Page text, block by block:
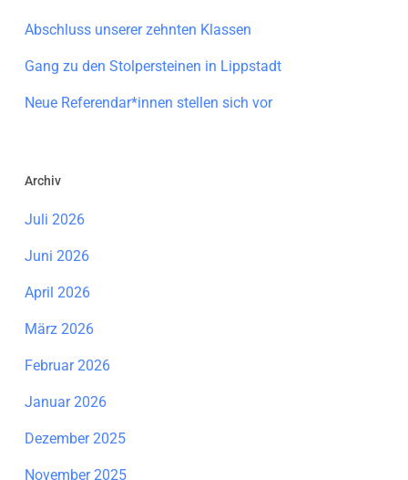
Abschluss unserer zehnten Klassen
Gang zu den Stolpersteinen in Lippstadt
Neue Referendar*innen stellen sich vor
Archiv
Juli 2026
Juni 2026
April 2026
März 2026
Februar 2026
Januar 2026
Dezember 2025
November 2025